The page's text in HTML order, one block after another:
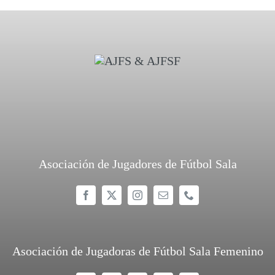
Asociación de Jugadores de Fútbol Sala
Asociación de Jugadoras de Fútbol Sala Femenino